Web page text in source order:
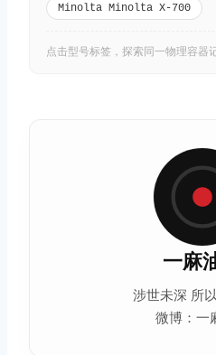
Minolta Minolta X-700
点击型号标签，探索同一物理容器
一麻
涉世未深 所
微博：一